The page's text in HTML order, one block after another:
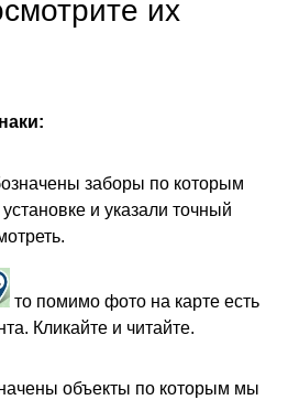
их
заборы по которым
и указали точный
то помимо фото на карте есть
Кликайте и читайте.
объекты по которым мы